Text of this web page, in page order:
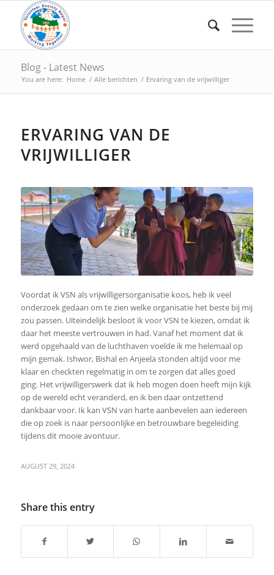
Blog - Latest News
You are here: Home / Alle berichten / Ervaring van de vrijwilliger
ERVARING VAN DE
VRIJWILLIGER
Voordat ik VSN als vrijwilligersorganisatie koos, heb ik veel
onderzoek gedaan om te zien welke organisatie het beste bij mij
zou passen. Uiteindelijk besloot ik voor VSN te kiezen, omdat ik
daar het meeste vertrouwen in had. Vanaf het moment dat ik
werd opgehaald van de luchthaven voelde ik me helemaal op
mijn gemak. Ishwor, Bishal en Anjeela stonden altijd voor me
klaar en checkten regelmatig in om te zorgen dat alles goed
ging. Het vrijwilligerswerk dat ik heb mogen doen heeft mijn kijk
op de wereld echt veranderd, en ik ben daar ontzettend
dankbaar voor. Ik kan VSN van harte aanbevelen aan iedereen
die op zoek is naar persoonlijke en betrouwbare begeleiding
tijdens dit mooie avontuur.
AUGUST 29, 2024
Share this entry